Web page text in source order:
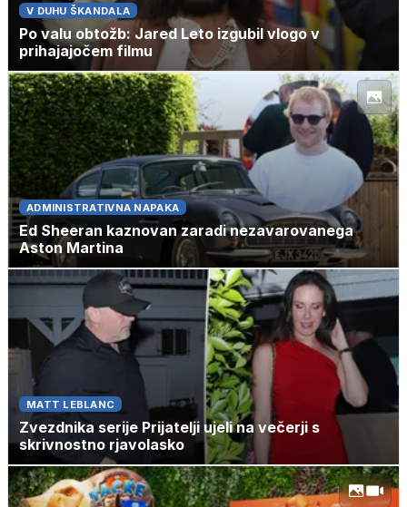
V DUHU ŠKANDALA
Po valu obtožb: Jared Leto izgubil vlogo v
prihajajočem filmu
ADMINISTRATIVNA NAPAKA
Ed Sheeran kaznovan zaradi nezavarovanega
Aston Martina
MATT LEBLANC
Zvezdnika serije Prijatelji ujeli na večerji s
skrivnostno rjavolasko